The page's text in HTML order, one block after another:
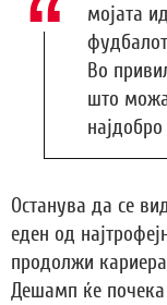
мојата
Во
што
Останува да се
еден од
продолжи
Дешамп ќе почека